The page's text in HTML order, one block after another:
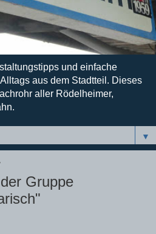
und einfache
aus dem Stadtteil. Dieses
aller Rödelheimer,
▼
Gruppe